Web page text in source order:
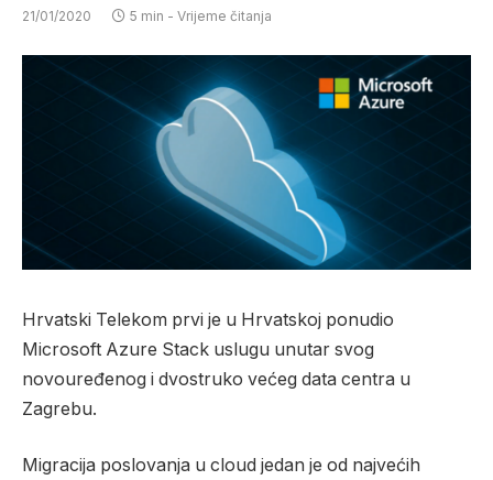
21/01/2020 5 min - Vrijeme čitanja
Hrvatski Telekom prvi je u Hrvatskoj ponudio
Microsoft Azure Stack uslugu unutar svog
novouređenog i dvostruko većeg data centra u
Zagrebu.
Migracija poslovanja u cloud jedan je od najvećih